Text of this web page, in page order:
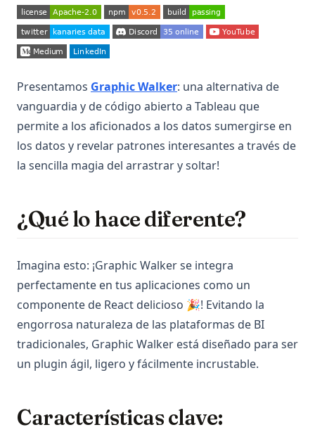
Python Virtual Environments: A Complete Guide to venv,
virtualenv, and Conda
Python asyncio: Complete Guide to Asynchronous
Python asyncio: Guía Completa de Programación
Asincrónica
Python defaultdict: Simplifica las operaciones de
diccionario con valores predeterminados
Python defaultdict: Simplify Dictionary Operations with
Python f-strings: La guía completa de los literales de
cadena formateados
Literals
Python heapq: Colas de prioridad y operaciones de heap
simplificadas
Python heapq: Priority Queues and Heap Operations Made
Simple
Python itertools: Complete Guide to Iterator Building Blocks
Python map() Function: Transform Iterables with Examples
(opens in a new tab)(opens in a new tab)(opens in a new
(opens in a new tab)(opens in a new tab)
(opens in
(opens in a new tab)
(opens in a new tab)
Presentamos Graphic Walker(opens in a new tab)
: una alternativa de
vanguardia y de código abierto a Tableau que
permite a los aficionados a los datos sumergirse en
los datos y revelar patrones interesantes a través de
la sencilla magia del arrastrar y soltar!
¿Qué lo hace diferente?
Imagina esto: ¡Graphic Walker se integra
perfectamente en tus aplicaciones como un
componente de React delicioso 🎉! Evitando la
engorrosa naturaleza de las plataformas de BI
tradicionales, Graphic Walker está diseñado para ser
un plugin ágil, ligero y fácilmente incrustable.
Características clave: